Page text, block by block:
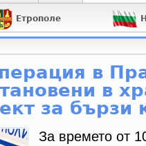
Етрополе
в
в
за бързи
За времето от